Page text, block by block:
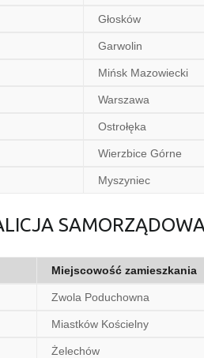
Głosków
Garwolin
Mińsk Mazowiecki
Warszawa
Ostrołęka
Wierzbice Górne
Myszyniec
Miejscowość zamieszkania
Zwola Poduchowna
Miastków Kościelny
Żelechów